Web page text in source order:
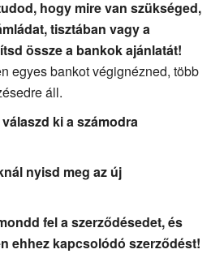
hogy mire van szükséged,
tisztában vagy a
össze a bankok ajánlatát!
egyes bankot végignézned, több
áll.
ki a számodra
nyisd meg az új
fel a szerződésedet, és
ehhez kapcsolódó szerződést!